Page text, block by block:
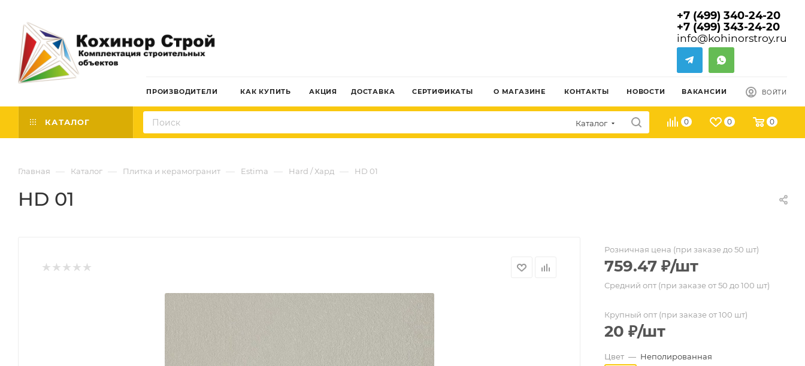
+7 (499) 340-24-20
+7 (499) 343-24-20
info@kohinorstroy.ru
ПРОИЗВОДИТЕЛИ КАК КУПИТЬ АКЦИЯ ДОСТАВКА СЕРТИФИКАТЫ О МАГАЗИНЕ КОНТАКТЫ НОВОСТИ ВАКАНСИИ ВОЙТИ
КАТАЛОГ Каталог 0 0 0
Главная — Каталог — Плитка и керамогранит — Estima — Hard / Хард — HD 01
HD 01
Розничная цена (при заказе до 50 шт)
759.47 ₽/шт
Средний опт (при заказе от 50 до 100 шт)
Крупный опт (при заказе от 100 шт)
20 ₽/шт
Цвет — Неполированная